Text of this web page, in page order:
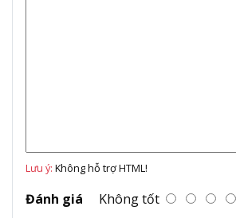
Lưu ý: Không hỗ trợ HTML!
Đánh giá Không tốt